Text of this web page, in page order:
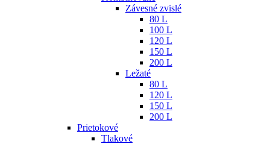
Závesné zvislé
80 L
100 L
120 L
150 L
200 L
Ležaté
80 L
120 L
150 L
200 L
Prietokové
Tlakové